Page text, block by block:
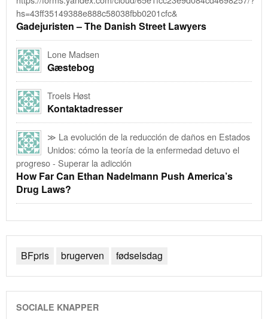
hs=43ff35149388e888c58038fbb0201cfc&
Gadejuristen – The Danish Street Lawyers
Lone Madsen
Gæstebog
Troels Høst
Kontaktadresser
≫ La evolución de la reducción de daños en Estados
Unidos: cómo la teoría de la enfermedad detuvo el
progreso - Superar la adicción
How Far Can Ethan Nadelmann Push America’s
Drug Laws?
BFpris brugerven fødselsdag
SOCIALE KNAPPER